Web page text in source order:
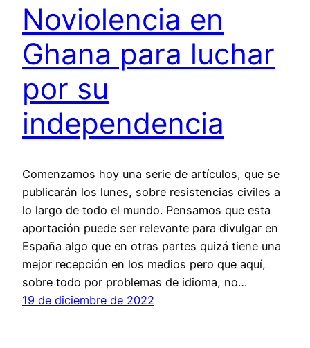
Noviolencia en
Ghana para luchar
por su
independencia
Comenzamos hoy una serie de artículos, que se
publicarán los lunes, sobre resistencias civiles a
lo largo de todo el mundo. Pensamos que esta
aportación puede ser relevante para divulgar en
España algo que en otras partes quizá tiene una
mejor recepción en los medios pero que aquí,
sobre todo por problemas de idioma, no…
19 de diciembre de 2022